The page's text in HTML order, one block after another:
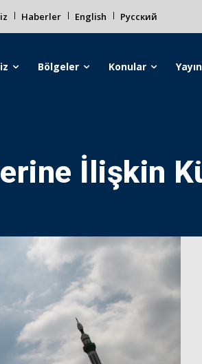
Haberler English Русский
Bölgeler Konular
İlişkin